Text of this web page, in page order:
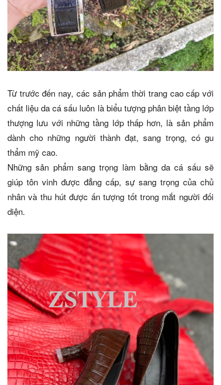
Từ trước đến nay, các sản phẩm thời trang cao cấp với
chất liệu da cá sấu luôn là biểu tượng phân biệt tầng lớp
thượng lưu với những tầng lớp thấp hơn, là sản phẩm
dành cho những người thành đạt, sang trọng, có gu
thẩm mỹ cao.
Những sản phẩm sang trọng làm bằng da cá sấu sẽ
giúp tôn vinh được đẳng cấp, sự sang trọng của chủ
nhân và thu hút được ấn tượng tốt trong mắt người đối
diện.